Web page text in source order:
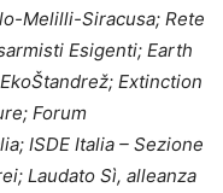
Melilli-Siracusa; Rete
Esigenti; Earth
Extinction
Forum
ISDE Italia – Sezione
Laudato Sì, alleanza